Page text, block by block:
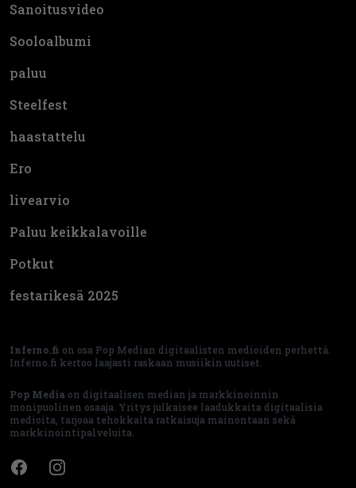
Sanoitusvideo
Sooloalbumi
paluu
Steelfest
haastattelu
Ero
livearvio
Paluu keikkalavoille
Potkut
festarikesä 2025
Inferno.fi on osa Pop Median digitaalisten medioiden perhettä.
Inferno.fi kertoo laajasti raskaan musiikin uutiset.
Pop Media on digitaalisen median ja markkinoinnin
monipuolinen osaaja. Yritys julkaisee laadukkaita digitaalisia
medioita, tarjoaa tehokkaita ratkaisuja mainontaan sekä
markkinointipalveluita.
FacebookInstagram